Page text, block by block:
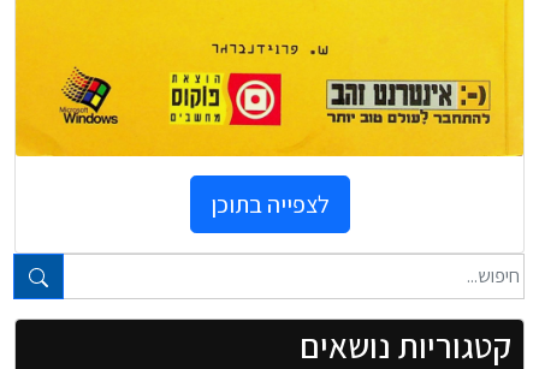
טקסט חופשי...
קטגוריות נושאים
לצפייה בתוכן